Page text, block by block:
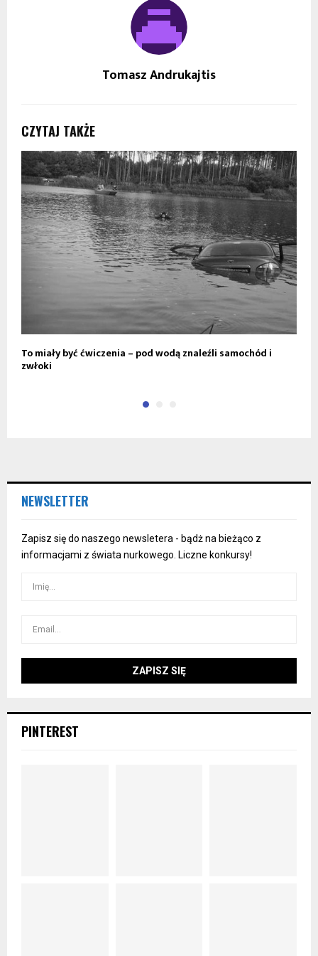
Tomasz Andrukajtis
CZYTAJ TAKŻE
To miały być ćwiczenia – pod wodą znaleźli samochód i
zwłoki
NEWSLETTER
Zapisz się do naszego newsletera - bądż na bieżąco z
informacjami z świata nurkowego. Liczne konkursy!
PINTEREST